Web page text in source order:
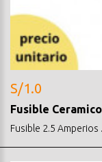
S/1.0
Fusible
Fusible 2.5 Amperios